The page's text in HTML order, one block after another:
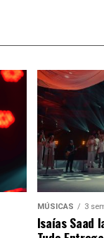
MÚSICAS 3
Isaías Saad